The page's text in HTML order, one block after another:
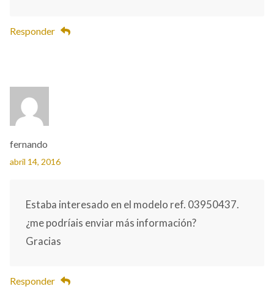
Responder
fernando
abril 14, 2016
Estaba interesado en el modelo ref. 03950437.
¿me podríais enviar más información?
Gracias
Responder